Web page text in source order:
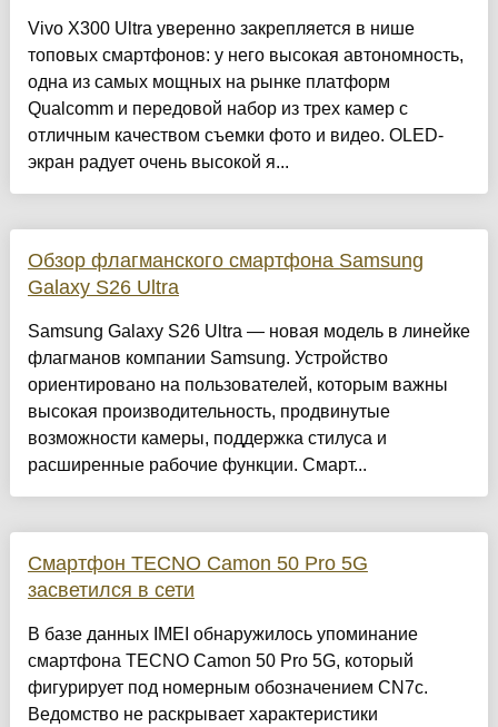
Vivo X300 Ultra уверенно закрепляется в нише
топовых смартфонов: у него высокая автономность,
одна из самых мощных на рынке платформ
Qualcomm и передовой набор из трех камер с
отличным качеством съемки фото и видео. OLED-
экран радует очень высокой я...
Обзор флагманского смартфона Samsung
Galaxy S26 Ultra
Samsung Galaxy S26 Ultra — новая модель в линейке
флагманов компании Samsung. Устройство
ориентировано на пользователей, которым важны
высокая производительность, продвинутые
возможности камеры, поддержка стилуса и
расширенные рабочие функции. Смарт...
Смартфон TECNO Camon 50 Pro 5G
засветился в сети
В базе данных IMEI обнаружилось упоминание
смартфона TECNO Camon 50 Pro 5G, который
фигурирует под номерным обозначением CN7c.
Ведомство не раскрывает характеристики